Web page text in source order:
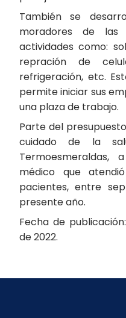
También se
moradores de
actividades como:
repración de
refrigeración, etc.
permite iniciar sus
una plaza de trabajo.
Parte del presupuesto
cuidado de la
Termoesmeraldas,
médico que
pacientes, entre
presente año.
Fecha de
de 2022.